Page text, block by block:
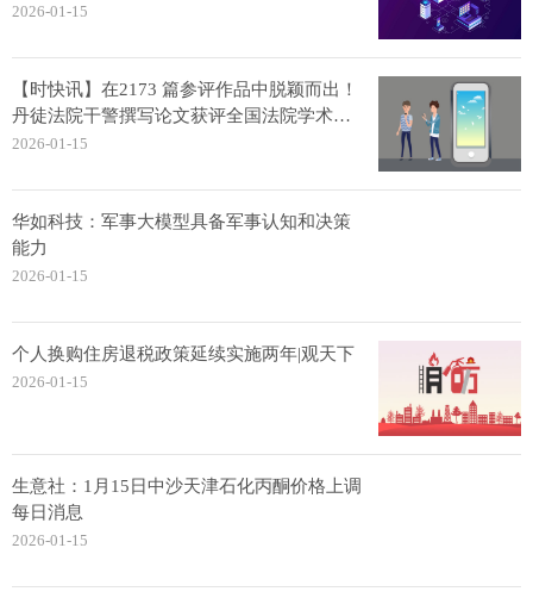
2026-01-15
【时快讯】在2173 篇参评作品中脱颖而出！
丹徒法院干警撰写论文获评全国法院学术讨
论会二等奖
2026-01-15
华如科技：军事大模型具备军事认知和决策
能力
2026-01-15
个人换购住房退税政策延续实施两年|观天下
2026-01-15
生意社：1月15日中沙天津石化丙酮价格上调
每日消息
2026-01-15